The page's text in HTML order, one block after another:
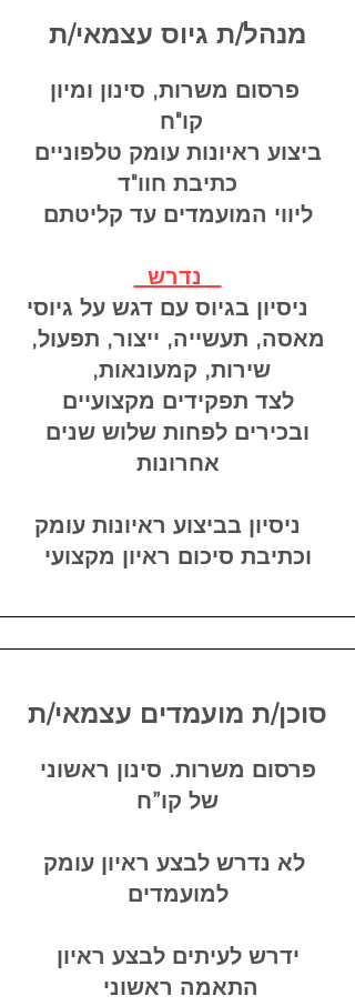
מנהל/ת גיוס עצמאי/ת
פרסום משרות, סינון ומיון
קו"ח
ביצוע ראיונות עומק טלפוניים
כתיבת חוו"ד
ליווי המועמדים עד קליטתם
נדרש
ניסיון בגיוס עם דגש על גיוסי
מאסה, תעשייה, ייצור, תפעול,
שירות, קמעונאות,
לצד תפקידים מקצועיים
ובכירים לפחות שלוש שנים
אחרונות
ניסיון בביצוע ראיונות עומק
וכתיבת סיכום ראיון מקצועי
סוכן/ת מועמדים עצמאי/ת
פרסום משרות. סינון ראשוני
של קו”ח
לא נדרש לבצע ראיון עומק
למועמדים
ידרש לעיתים לבצע ראיון
התאמה ראשוני​